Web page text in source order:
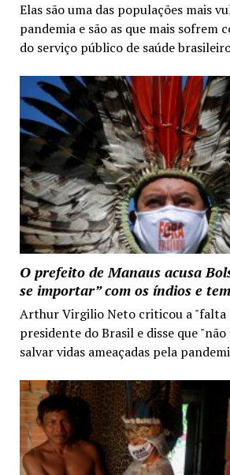
Elas são uma das populações mais
pandemia e são as que mais sofrem
do serviço público de saúde
O prefeito de Manaus acusa
se importar” com os índios e
Arthur Virgilio Neto criticou a "falta
presidente do Brasil e disse que
salvar vidas ameaçadas pela